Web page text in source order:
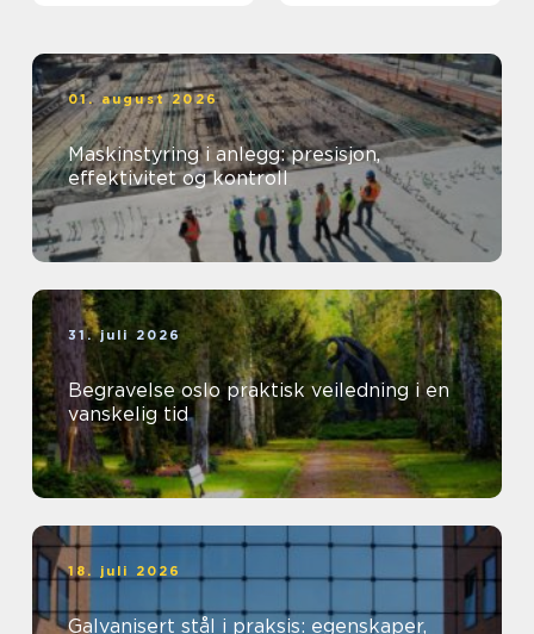
01. august 2026
Maskinstyring i anlegg: presisjon,
effektivitet og kontroll
31. juli 2026
Begravelse oslo praktisk veiledning i en
vanskelig tid
18. juli 2026
Galvanisert stål i praksis: egenskaper,